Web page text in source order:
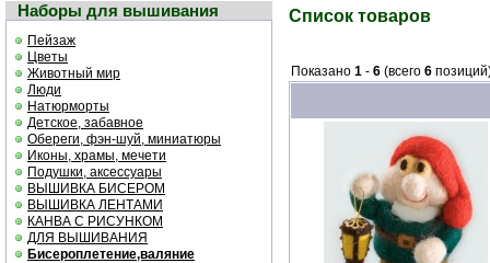
Наборы для вышивания
Пейзаж
Цветы
Животный мир
Люди
Натюрморты
Детское, забавное
Обереги, фэн-шуй, миниатюры
Иконы, храмы, мечети
Подушки, аксессуары
ВЫШИВКА БИСЕРОМ
ВЫШИВКА ЛЕНТАМИ
КАНВА С РИСУНКОМ
ДЛЯ ВЫШИВАНИЯ
Бисероплетение,валяние
Список товаров
Показано 1 - 6 (всего 6